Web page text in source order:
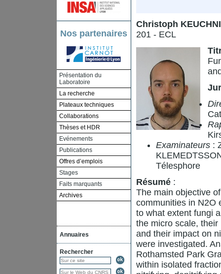
Nos partenaires
Présentation du
Laboratoire
La recherche
Plateaux techniques
Collaborations
Thèses et HDR
Evénements
Publications
Offres d’emplois
Stages
Faits marquants
Archives
Annuaires
Rechercher
Christoph
201 - ECL
Examinateurs :
Télesphore
Résumé :
The main objective
communities in N2O
to what extent fungi
the micro scale,
and their impact on
were investigated.
Rothamsted Park
within isolated